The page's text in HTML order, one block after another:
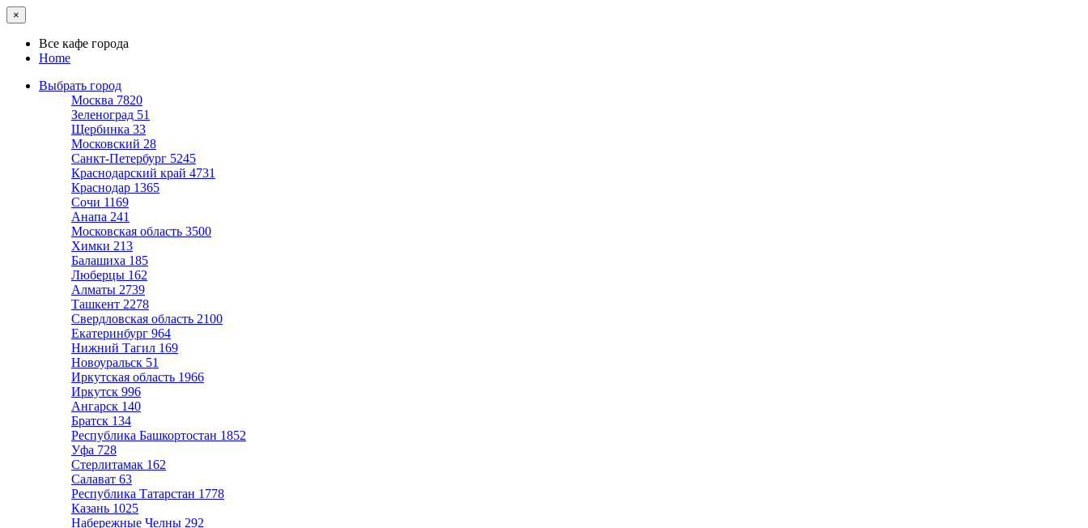
×
Все кафе города
Home
Выбрать город
Москва 7820
Зеленоград 51
Щербинка 33
Московский 28
Санкт-Петербург 5245
Краснодарский край 4731
Краснодар 1365
Сочи 1169
Анапа 241
Московская область 3500
Химки 213
Балашиха 185
Люберцы 162
Алматы 2739
Ташкент 2278
Свердловская область 2100
Екатеринбург 964
Нижний Тагил 169
Новоуральск 51
Иркутская область 1966
Иркутск 996
Ангарск 140
Братск 134
Республика Башкортостан 1852
Уфа 728
Стерлитамак 162
Салават 63
Республика Татарстан 1778
Казань 1025
Набережные Челны 292